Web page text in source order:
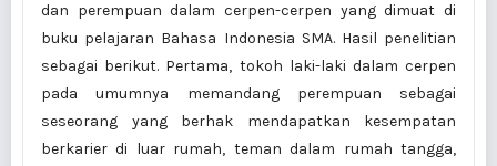
dan perempuan dalam cerpen-cerpen yang dimuat di
buku pelajaran Bahasa Indonesia SMA. Hasil penelitian
sebagai berikut. Pertama, tokoh laki-laki dalam cerpen
pada umumnya memandang perempuan sebagai
seseorang yang berhak mendapatkan kesempatan
berkarier di luar rumah, teman dalam rumah tangga,